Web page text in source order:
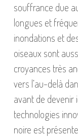
souffrance due
longues et
inondations et
oiseaux sont
croyances très
vers l’au-delà
avant de devenir
technologies
noire est